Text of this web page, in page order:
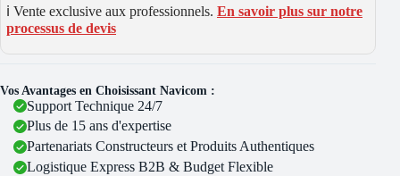
ℹ️ Vente exclusive aux professionnels. En savoir plus sur notre
processus de devis
Vos Avantages en Choisissant Navicom :
Support Technique 24/7
Plus de 15 ans d'expertise
Partenariats Constructeurs et Produits Authentiques
Logistique Express B2B & Budget Flexible